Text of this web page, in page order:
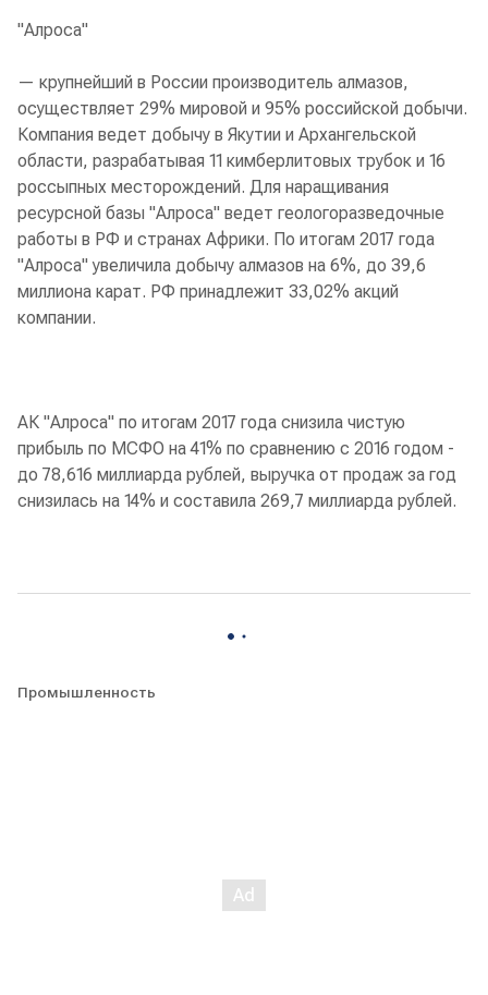
"Алроса"
— крупнейший в России производитель алмазов,
осуществляет 29% мировой и 95% российской добычи.
Компания ведет добычу в Якутии и Архангельской
области, разрабатывая 11 кимберлитовых трубок и 16
россыпных месторождений. Для наращивания
ресурсной базы "Алроса" ведет геологоразведочные
работы в РФ и странах Африки. По итогам 2017 года
"Алроса" увеличила добычу алмазов на 6%, до 39,6
миллиона карат. РФ принадлежит 33,02% акций
компании.
АК "Алроса" по итогам 2017 года снизила чистую
прибыль по МСФО на 41% по сравнению с 2016 годом -
до 78,616 миллиарда рублей, выручка от продаж за год
снизилась на 14% и составила 269,7 миллиарда рублей.
Промышленность